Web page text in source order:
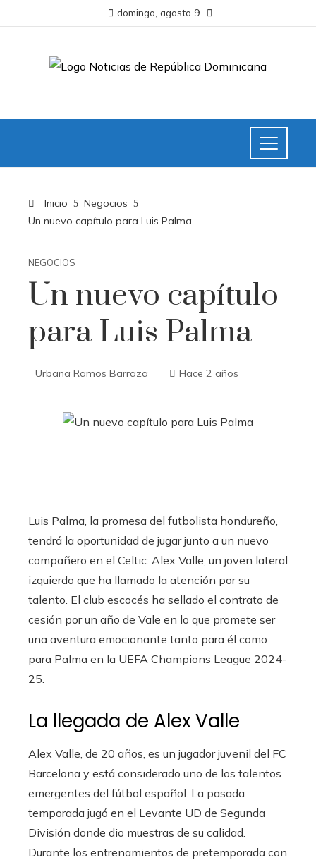
domingo, agosto 9
Inicio
Negocios
Un nuevo capítulo para Luis Palma
NEGOCIOS
Un nuevo capítulo
para Luis Palma
Urbana Ramos Barraza Hace 2 años
Luis Palma, la promesa del futbolista hondureño,
tendrá la oportunidad de jugar junto a un nuevo
compañero en el Celtic: Alex Valle, un joven lateral
izquierdo que ha llamado la atención por su
talento. El club escocés ha sellado el contrato de
cesión por un año de Vale en lo que promete ser
una aventura emocionante tanto para él como
para Palma en la UEFA Champions League 2024-
25.
La llegada de Alex Valle
Alex Valle, de 20 años, es un jugador juvenil del FC
Barcelona y está considerado uno de los talentos
emergentes del fútbol español. La pasada
temporada jugó en el Levante UD de Segunda
División donde dio muestras de su calidad.
Durante los entrenamientos de pretemporada con